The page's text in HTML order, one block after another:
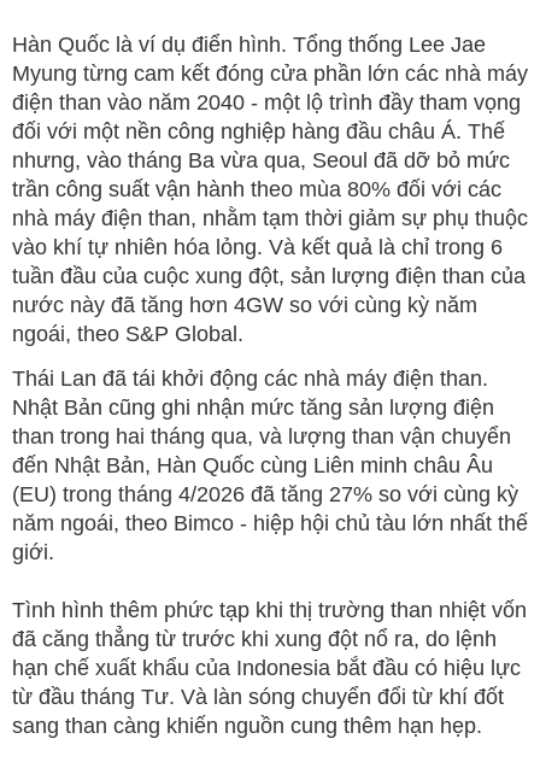
Hàn Quốc là ví dụ điển hình. Tổng thống Lee Jae
Myung từng cam kết đóng cửa phần lớn các nhà máy
điện than vào năm 2040 - một lộ trình đầy tham vọng
đối với một nền công nghiệp hàng đầu châu Á. Thế
nhưng, vào tháng Ba vừa qua, Seoul đã dỡ bỏ mức
trần công suất vận hành theo mùa 80% đối với các
nhà máy điện than, nhằm tạm thời giảm sự phụ thuộc
vào khí tự nhiên hóa lỏng. Và kết quả là chỉ trong 6
tuần đầu của cuộc xung đột, sản lượng điện than của
nước này đã tăng hơn 4GW so với cùng kỳ năm
ngoái, theo S&P Global.
Thái Lan đã tái khởi động các nhà máy điện than.
Nhật Bản cũng ghi nhận mức tăng sản lượng điện
than trong hai tháng qua, và lượng than vận chuyển
đến Nhật Bản, Hàn Quốc cùng Liên minh châu Âu
(EU) trong tháng 4/2026 đã tăng 27% so với cùng kỳ
năm ngoái, theo Bimco - hiệp hội chủ tàu lớn nhất thế
giới.
Tình hình thêm phức tạp khi thị trường than nhiệt vốn
đã căng thẳng từ trước khi xung đột nổ ra, do lệnh
hạn chế xuất khẩu của Indonesia bắt đầu có hiệu lực
từ đầu tháng Tư. Và làn sóng chuyển đổi từ khí đốt
sang than càng khiến nguồn cung thêm hạn hẹp.